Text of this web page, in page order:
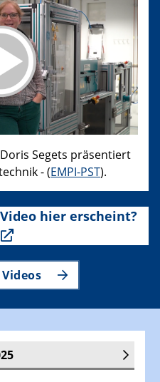
Segets präsentiert
- (EMPI-PST).
hier erscheint?